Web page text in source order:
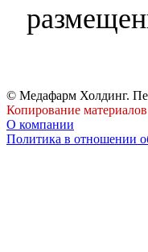
© Медафарм Холдинг.
Копирование
О компании
Политика в отношении